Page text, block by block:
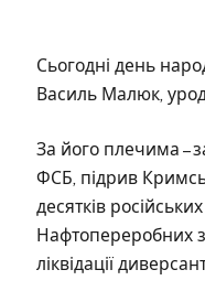
Сьогодні день
Василь Малюк,
За його плечима –
ФСБ, підрив
десятків
Нафтопереробних
ліквідації